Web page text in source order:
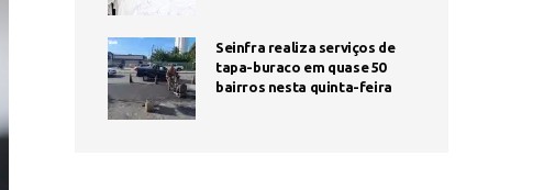
Seinfra realiza serviços de
tapa-buraco em quase 50
bairros nesta quinta-feira